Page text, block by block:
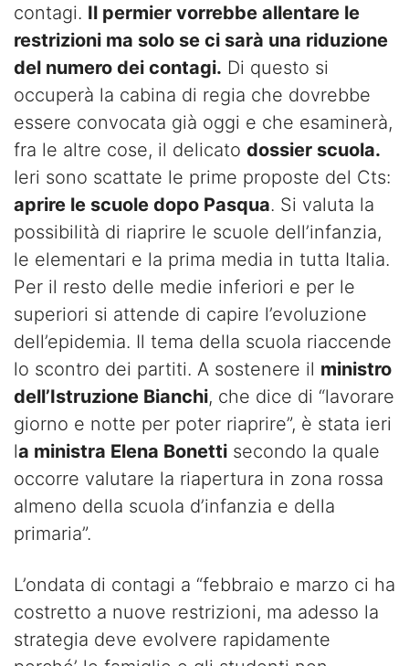
contagi. Il permier vorrebbe allentare le
restrizioni ma solo se ci sarà una riduzione
del numero dei contagi. Di questo si
occuperà la cabina di regia che dovrebbe
essere convocata già oggi e che esaminerà,
fra le altre cose, il delicato dossier scuola.
Ieri sono scattate le prime proposte del Cts:
aprire le scuole dopo Pasqua. Si valuta la
possibilità di riaprire le scuole dell’infanzia,
le elementari e la prima media in tutta Italia.
Per il resto delle medie inferiori e per le
superiori si attende di capire l’evoluzione
dell’epidemia. Il tema della scuola riaccende
lo scontro dei partiti. A sostenere il ministro
dell’Istruzione Bianchi, che dice di “lavorare
giorno e notte per poter riaprire”, è stata ieri
la ministra Elena Bonetti secondo la quale
occorre valutare la riapertura in zona rossa
almeno della scuola d’infanzia e della
primaria”.
L’ondata di contagi a “febbraio e marzo ci ha
costretto a nuove restrizioni, ma adesso la
strategia deve evolvere rapidamente